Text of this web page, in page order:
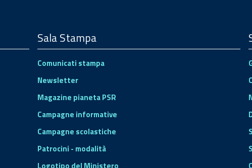
Sala Stampa
Comunicati stampa
Newsletter
Magazine pianeta PSR
Campagne informative
Campagne scolastiche
Patrocini - modalità